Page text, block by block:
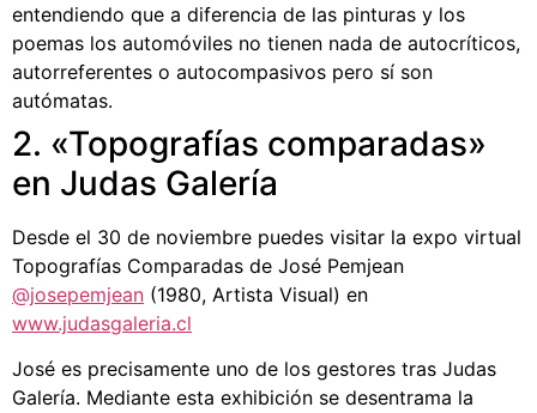
entendiendo que a diferencia de las pinturas y los
poemas los automóviles no tienen nada de autocríticos,
autorreferentes o autocompasivos pero sí son
autómatas.
2. «Topografías comparadas»
en Judas Galería
Desde el 30 de noviembre puedes visitar la expo virtual
Topografías Comparadas de José Pemjean
@josepemjean (1980, Artista Visual) en
www.judasgaleria.cl
José es precisamente uno de los gestores tras Judas
Galería. Mediante esta exhibición se desentrama la